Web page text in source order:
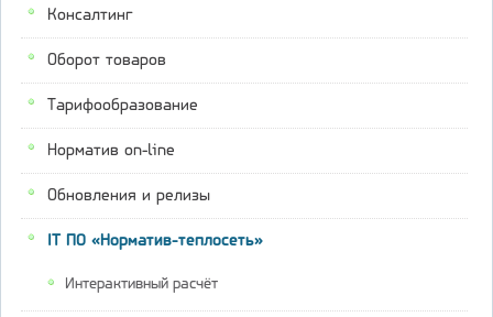
Консалтинг
Оборот товаров
Тарифообразование
Норматив on-line
Обновления и релизы
IT ПО «Норматив-теплосеть»
Интерактивный расчёт